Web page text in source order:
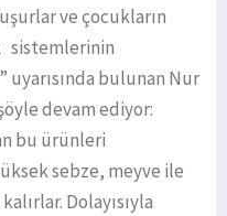
ve çocukların
sistemlerinin
uyarısında bulunan Nur
devam ediyor:
bu ürünleri
sebze, meyve ile
Dolayısıyla